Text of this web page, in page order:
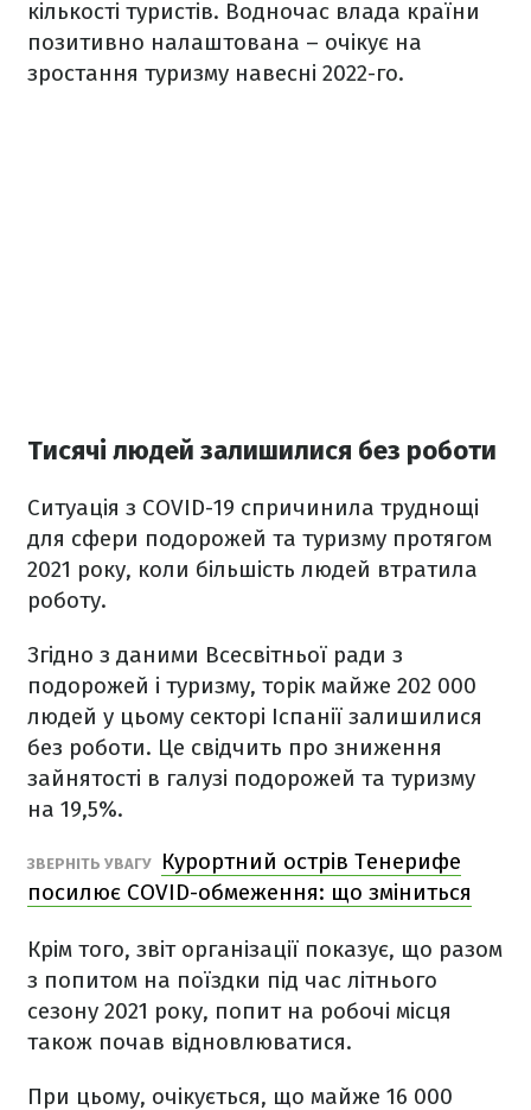
кількості туристів. Водночас влада країни
позитивно налаштована – очікує на
зростання туризму навесні 2022-го.
Тисячі людей залишилися без роботи
Ситуація з COVID-19 спричинила труднощі
для сфери подорожей та туризму протягом
2021 року, коли більшість людей втратила
роботу.
Згідно з даними Всесвітньої ради з
подорожей і туризму, торік майже 202 000
людей у цьому секторі Іспанії залишилися
без роботи. Це свідчить про зниження
зайнятості в галузі подорожей та туризму
на 19,5%.
ЗВЕРНІТЬ УВАГУ
Курортний острів Тенерифе
посилює COVID-обмеження: що зміниться
Крім того, звіт організації показує, що разом
з попитом на поїздки під час літнього
сезону 2021 року, попит на робочі місця
також почав відновлюватися.
При цьому, очікується, що майже 16 000